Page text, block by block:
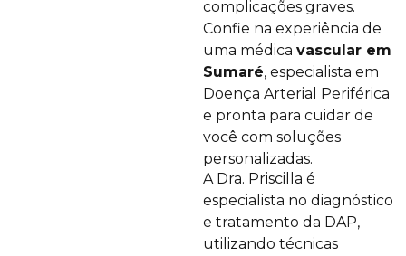
complicações graves.
Confie na experiência de
uma médica vascular em
Sumaré, especialista em
Doença Arterial Periférica
e pronta para cuidar de
você com soluções
personalizadas.
A Dra. Priscilla é
especialista no diagnóstico
e tratamento da DAP,
utilizando técnicas